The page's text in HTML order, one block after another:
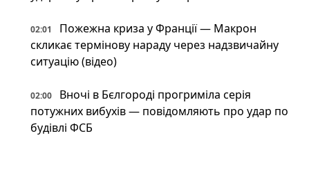
02:01
Пожежна криза у Франції — Макрон
скликає термінову нараду через надзвичайну
ситуацію (відео)
02:00
Вночі в Бєлгороді прогриміла серія
потужних вибухів — повідомляють про удар по
будівлі ФСБ